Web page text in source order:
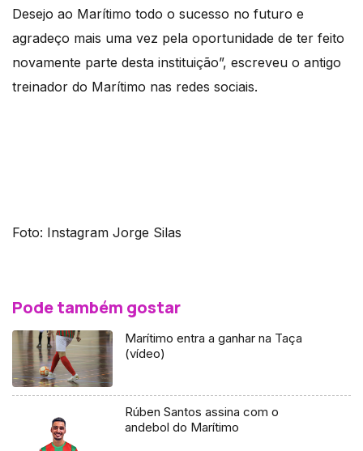
Desejo ao Marítimo todo o sucesso no futuro e
agradeço mais uma vez pela oportunidade de ter feito
novamente parte desta instituição”, escreveu o antigo
treinador do Marítimo nas redes sociais.
Foto: Instagram Jorge Silas
Pode também gostar
Marítimo entra a ganhar na Taça
(vídeo)
Rúben Santos assina com o
andebol do Marítimo